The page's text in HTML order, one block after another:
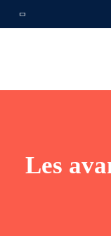
Les